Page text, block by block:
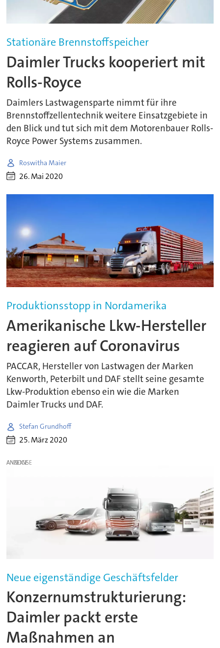
Stationäre Brennstoffspeicher
Daimler Trucks kooperiert mit
Rolls-Royce
Daimlers Lastwagensparte nimmt für ihre
Brennstoffzellentechnik weitere Einsatzgebiete in
den Blick und tut sich mit dem Motorenbauer Rolls-
Royce Power Systems zusammen.
Roswitha Maier
26. Mai 2020
Produktionsstopp in Nordamerika
Amerikanische Lkw-Hersteller
reagieren auf Coronavirus
PACCAR, Hersteller von Lastwagen der Marken
Kenworth, Peterbilt und DAF stellt seine gesamte
Lkw-Produktion ebenso ein wie die Marken
Daimler Trucks und DAF.
Stefan Grundhoff
25. März 2020
ANZEIGE
Neue eigenständige Geschäftsfelder
Konzernumstrukturierung:
Daimler packt erste
Maßnahmen an